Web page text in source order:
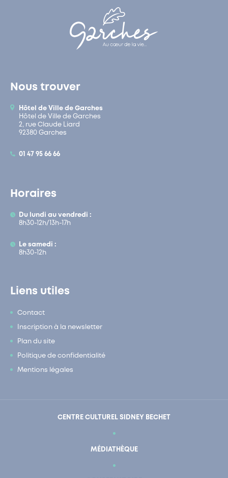
Nous trouver
Hôtel de Ville de Garches
Hôtel de Ville de Garches
2, rue Claude Liard
92380 Garches
01 47 95 66 66
Horaires
Du lundi au vendredi :
8h30-12h/13h-17h
Le samedi :
8h30-12h
Liens utiles
Contact
Inscription à la newsletter
Plan du site
Politique de confidentialité
Mentions légales
CENTRE CULTUREL SIDNEY BECHET
MÉDIATHÈQUE